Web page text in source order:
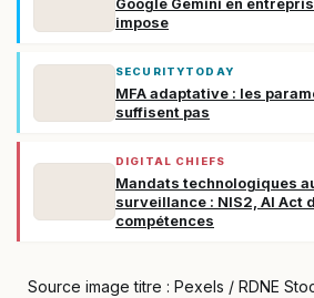
Google Gemini en
impose
SECURITYTODAY
MFA adaptative : les
suffisent pas
DIGITAL CHIEFS
Mandats technologiques
surveillance : NIS2, AI Act
compétences
Source image titre : Pexels / RDNE